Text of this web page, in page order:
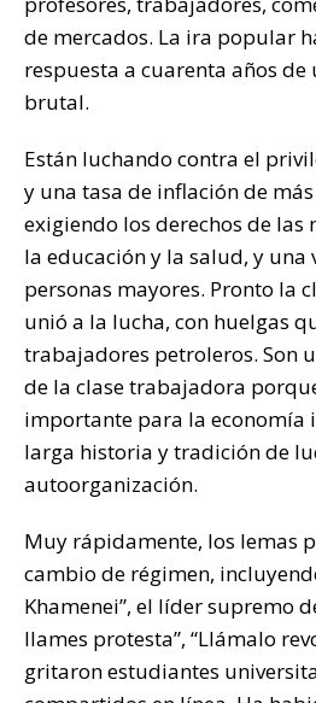
de mercados. La ira popular
respuesta a cuarenta años
brutal.
Están luchando contra el
y una tasa de inflación de
exigiendo los derechos de las
la educación y la salud, y
personas mayores. Pronto la
unió a la lucha, con huelgas
trabajadores petroleros. Son
de la clase trabajadora
importante para la economía
larga historia y tradición de
autoorganización.
Muy rápidamente, los lemas
cambio de régimen,
Khamenei”, el líder supremo
llames protesta”, “Llámalo
gritaron estudiantes